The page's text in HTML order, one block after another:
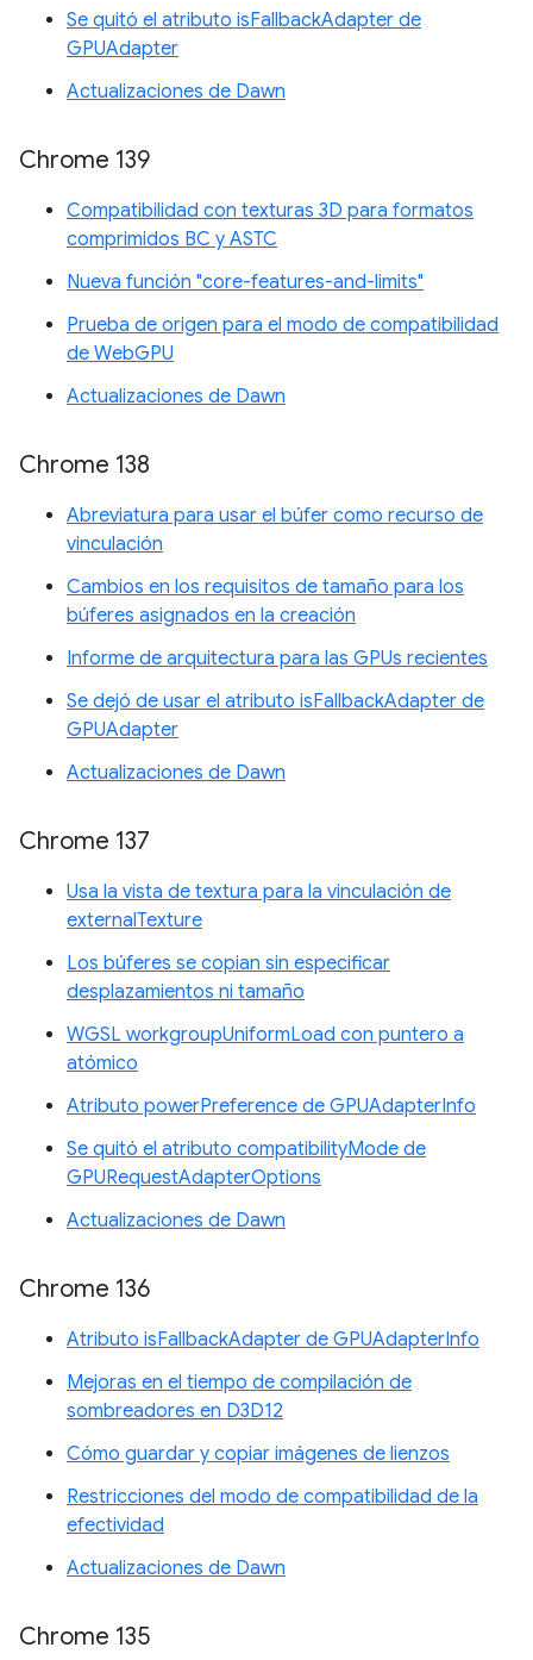
Se quitó el atributo isFallbackAdapter de
GPUAdapter
Actualizaciones de Dawn
Chrome 139
Compatibilidad con texturas 3D para formatos
comprimidos BC y ASTC
Nueva función "core-features-and-limits"
Prueba de origen para el modo de compatibilidad
de WebGPU
Actualizaciones de Dawn
Chrome 138
Abreviatura para usar el búfer como recurso de
vinculación
Cambios en los requisitos de tamaño para los
búferes asignados en la creación
Informe de arquitectura para las GPUs recientes
Se dejó de usar el atributo isFallbackAdapter de
GPUAdapter
Actualizaciones de Dawn
Chrome 137
Usa la vista de textura para la vinculación de
externalTexture
Los búferes se copian sin especificar
desplazamientos ni tamaño
WGSL workgroupUniformLoad con puntero a
atómico
Atributo powerPreference de GPUAdapterInfo
Se quitó el atributo compatibilityMode de
GPURequestAdapterOptions
Actualizaciones de Dawn
Chrome 136
Atributo isFallbackAdapter de GPUAdapterInfo
Mejoras en el tiempo de compilación de
sombreadores en D3D12
Cómo guardar y copiar imágenes de lienzos
Restricciones del modo de compatibilidad de la
efectividad
Actualizaciones de Dawn
Chrome 135